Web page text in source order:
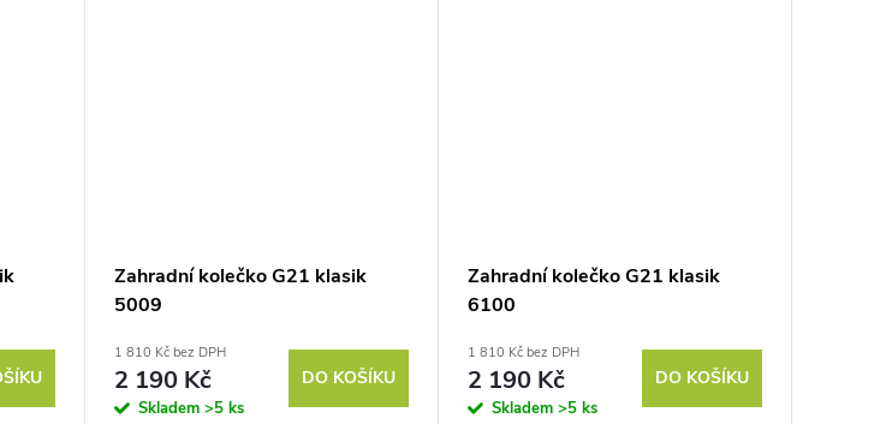
Zahradní kolečko G21 klasik
5009
1 810 Kč bez DPH
2 190 Kč
Skladem >5 ks
DO KOŠÍKU
Zahradní kolečko G21 klasik
6100
1 810 Kč bez DPH
2 190 Kč
Skladem >5 ks
DO KOŠÍKU